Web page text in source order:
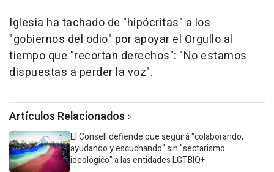
Iglesia ha tachado de "hipócritas" a los
"gobiernos del odio" por apoyar el Orgullo al
tiempo que "recortan derechos": "No estamos
dispuestas a perder la voz".
Artículos Relacionados
El Consell defiende que seguirá "colaborando,
ayudando y escuchando" sin "sectarismo
ideológico" a las entidades LGTBIQ+